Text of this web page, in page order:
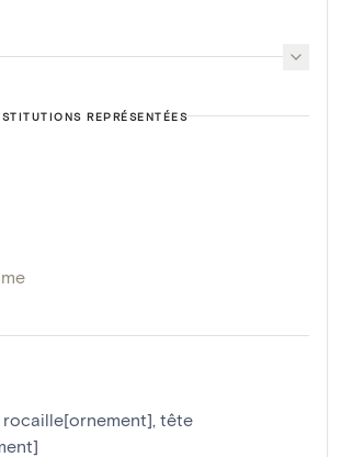
REPRÉSENTÉES
rocaille[ornement], tête